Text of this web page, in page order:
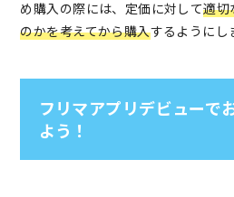
め購入の際には、定価に対して適切
のかを考えてから購入するようにし
フリマアプリデビューで
よう！